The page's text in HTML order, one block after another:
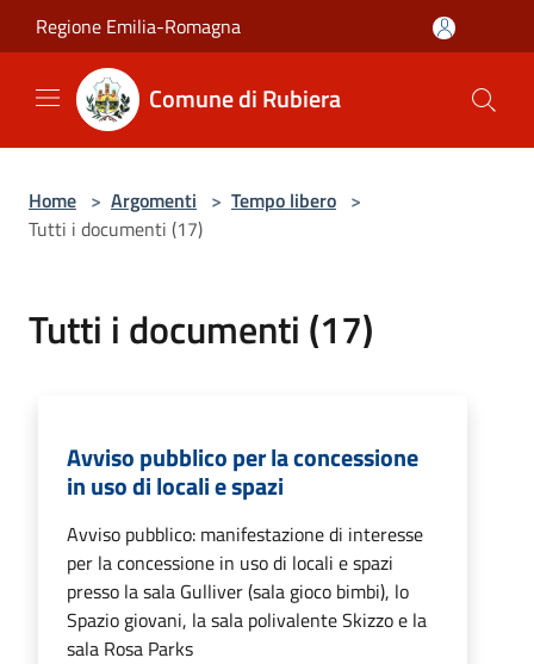
Salta al contenuto principale
Regione Emilia-Romagna
Comune di Rubiera
Home > Argomenti > Tempo libero >
Tutti i documenti (17)
Tutti i documenti (17)
Avviso pubblico per la concessione
in uso di locali e spazi
Avviso pubblico: manifestazione di interesse
per la concessione in uso di locali e spazi
presso la sala Gulliver (sala gioco bimbi), lo
Spazio giovani, la sala polivalente Skizzo e la
sala Rosa Parks